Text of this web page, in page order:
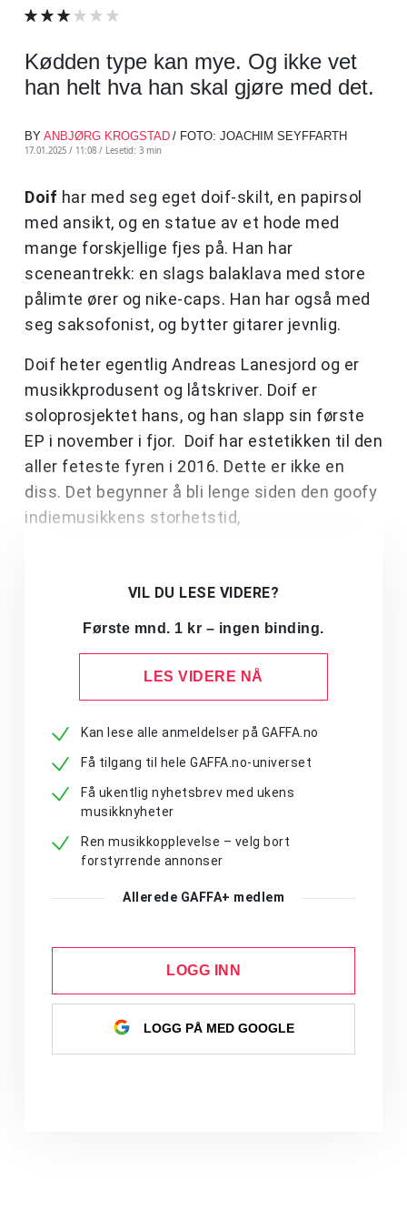
Kødden type kan mye. Og ikke vet
han helt hva han skal gjøre med det.
BY ANBJØRG KROGSTAD / FOTO: JOACHIM SEYFFARTH
17.01.2025 / 11:08 / Lesetid: 3 min
Doif har med seg eget doif-skilt, en papirsol
med ansikt, og en statue av et hode med
mange forskjellige fjes på. Han har
sceneantrekk: en slags balaklava med store
pålimte ører og nike-caps. Han har også med
seg saksofonist, og bytter gitarer jevnlig.
Doif heter egentlig Andreas Lanesjord og er
musikkprodusent og låtskriver. Doif er
soloprosjektet hans, og han slapp sin første
EP i november i fjor. Doif har estetikken til den
aller feteste fyren i 2016. Dette er ikke en
diss. Det begynner å bli lenge siden den goofy
indiemusikkens storhetstid,
VIL DU LESE VIDERE?
Første mnd. 1 kr – ingen binding.
LES VIDERE NÅ
Kan lese alle anmeldelser på GAFFA.no
Få tilgang til hele GAFFA.no-universet
Få ukentlig nyhetsbrev med ukens
musikknyheter
Ren musikkopplevelse – velg bort
forstyrrende annonser
Allerede GAFFA+ medlem
LOGG INN
LOGG PÅ MED GOOGLE